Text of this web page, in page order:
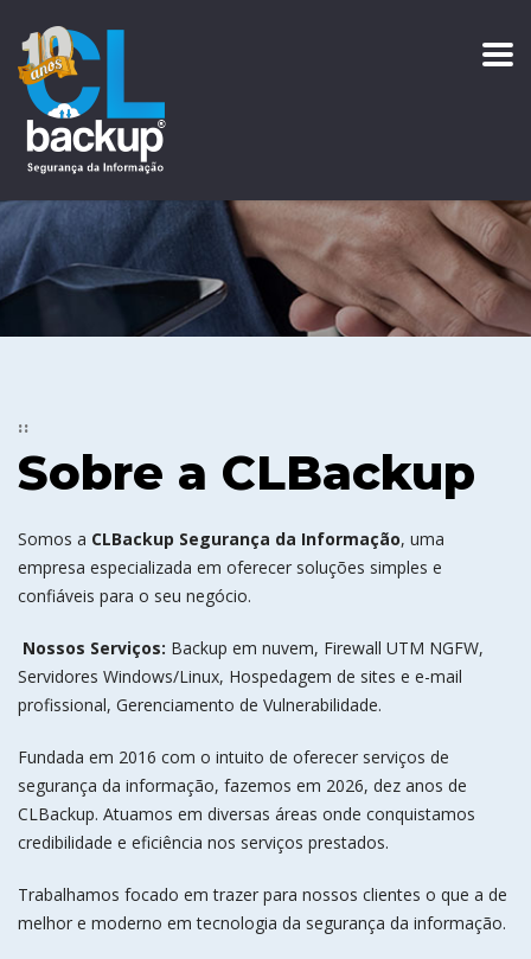
“Conheça um pouco mais sobre a nossa empresa”
::
Sobre a CLBackup
Somos a CLBackup Segurança da Informação, uma
empresa especializada em oferecer soluções simples e
confiáveis para o seu negócio.
Nossos Serviços: Backup em nuvem, Firewall UTM NGFW,
Servidores Windows/Linux, Hospedagem de sites e e-mail
profissional, Gerenciamento de Vulnerabilidade.
Fundada em 2016 com o intuito de oferecer serviços de
segurança da informação, fazemos em 2026, dez anos de
CLBackup. Atuamos em diversas áreas onde conquistamos
credibilidade e eficiência nos serviços prestados.
Trabalhamos focado em trazer para nossos clientes o que a de
melhor e moderno em tecnologia da segurança da informação.